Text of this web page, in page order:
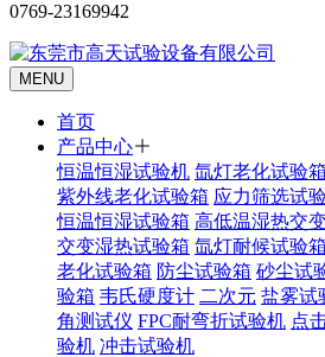
0769-23169942
MENU
首页
产品中心
恒温恒湿试验机 氙灯老化试验箱
紫外线老化试验箱 应力筛选试
恒温恒湿试验箱 高低温湿热交
交变湿热试验箱 氙灯耐候试验箱
老化试验箱 防尘试验箱 砂尘试
验箱 韦氏硬度计 二次元 盐雾试
角测试仪 FPC耐弯折试验机 点
验机 冲击试验机